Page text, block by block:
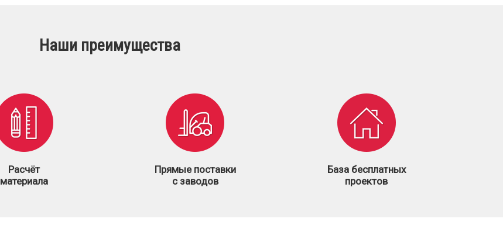
Наши преимущества
Расчёт
материала
Прямые поставки
с заводов
База бесплатных
проектов